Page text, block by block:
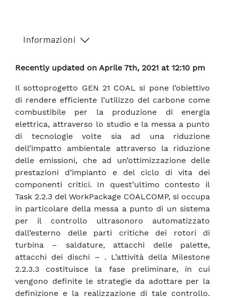
Informazioni
Recently updated on Aprile 7th, 2021 at 12:10 pm
Il sottoprogetto GEN 21 COAL si pone l’obiettivo
di rendere efficiente l’utilizzo del carbone come
combustibile per la produzione di energia
elettrica, attraverso lo studio e la messa a punto
di tecnologie volte sia ad una riduzione
dell’impatto ambientale attraverso la riduzione
delle emissioni, che ad un’ottimizzazione delle
prestazioni d’impianto e del ciclo di vita dei
componenti critici. In quest’ultimo contesto il
Task 2.2.3 del WorkPackage COALCOMP, si occupa
in particolare della messa a punto di un sistema
per il controllo ultrasonoro automatizzato
dall’esterno delle parti critiche dei rotori di
turbina – saldature, attacchi delle palette,
attacchi dei dischi – . L’attività della Milestone
2.2.3.3 costituisce la fase preliminare, in cui
vengono definite le strategie da adottare per la
definizione e la realizzazione di tale controllo.